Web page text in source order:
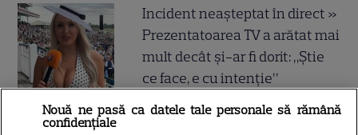
Incident neașteptat în direct »
Prezentatoarea TV a arătat mai
mult decât și-ar fi dorit: „Știe
ce face, e cu intenție”
Nouă ne pasă ca datele tale personale să rămână
confidențiale